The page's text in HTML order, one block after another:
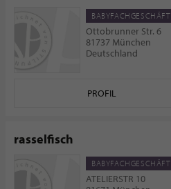
BABYFACHGESCHÄFT
Ottobrunner Str. 6
81737 München
Deutschland
PROFIL
rasselfisch
BABYFACHGESCHÄFT
ATELIERSTR 10